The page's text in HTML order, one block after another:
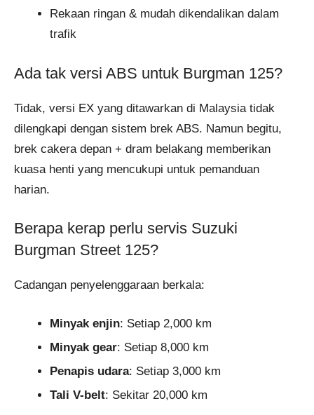
Rekaan ringan & mudah dikendalikan dalam
trafik
Ada tak versi ABS untuk Burgman 125?
Tidak, versi EX yang ditawarkan di Malaysia tidak
dilengkapi dengan sistem brek ABS. Namun begitu,
brek cakera depan + dram belakang memberikan
kuasa henti yang mencukupi untuk pemanduan
harian.
Berapa kerap perlu servis Suzuki
Burgman Street 125?
Cadangan penyelenggaraan berkala:
Minyak enjin: Setiap 2,000 km
Minyak gear: Setiap 8,000 km
Penapis udara: Setiap 3,000 km
Tali V-belt: Sekitar 20,000 km